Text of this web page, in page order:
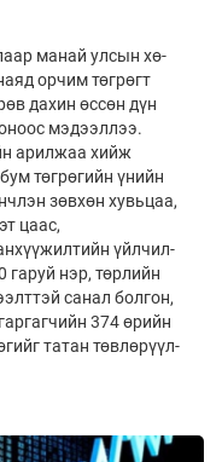
манай улсын хө­
орчим төгрөгт
дахин өссөн дүн
мэ­дээ­л­лээ.
арил­жаа хийж
төгрөгийн ү­нийн
зөв­хөн хувь­цаа,
цаас,
үйлчил­
гаруй нэр, төрлийн
са­нал бол­гон,
374 өрийн
татан төв­лө­рүүл­